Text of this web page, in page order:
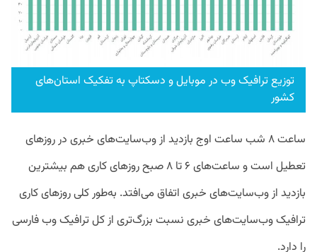
توزیع ترافیک وب در موبایل و دسکتاپ به تفکیک استان‌های
کشور
ساعت ۸ شب ساعت اوج بازدید از وب‌سایت‌های خبری در روز‌های
تعطیل است و ساعت‌‌های ۶ تا ۸ صبح روزهای کاری هم بیشترین
بازدید از وب‌سایت‌های خبری اتفاق می‌افتد. به‌طور کلی روزهای کاری
ترافیک وب‌سایت‌های خبری نسبت بزرگ‌تری از کل ترافیک وب فارسی
را دارد.